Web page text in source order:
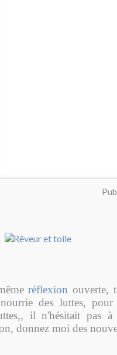
réflexion ouverte,
des luttes,
il n'hésitait pas
donnez moi des